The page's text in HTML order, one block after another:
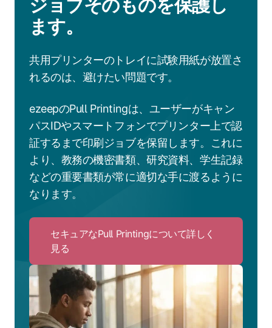
ジョブそのものを保護し
ます。
共用プリンターのトレイに試験用紙が放置さ
れるのは、避けたい問題です。
ezeepのPull Printingは、ユーザーがキャン
パスIDやスマートフォンでプリンター上で認
証するまで印刷ジョブを保留します。これに
より、教務の機密書類、研究資料、学生記録
などの重要書類が常に適切な手に渡るように
なります。
セキュアなPull Printingについて詳しく
見る
to
セ
キ
ュ
ア